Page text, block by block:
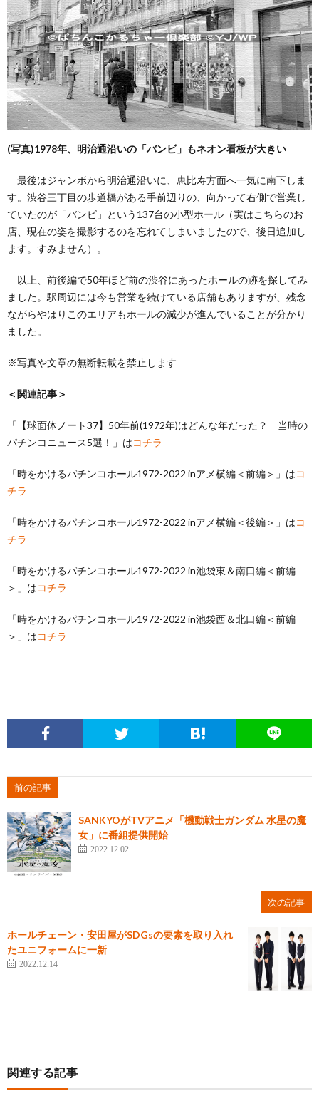
(写真)1978年、明治通沿いの「バンビ」もネオン看板が大きい
最後はジャンボから明治通沿いに、恵比寿方面へ一気に南下しま
す。渋谷三丁目の歩道橋がある手前辺りの、向かって右側で営業し
ていたのが「バンビ」という137台の小型ホール（実はこちらのお
店、現在の姿を撮影するのを忘れてしまいましたので、後日追加し
ます。すみません）。
以上、前後編で50年ほど前の渋谷にあったホールの跡を探してみ
ました。駅周辺には今も営業を続けている店舗もありますが、残念
ながらやはりこのエリアもホールの減少が進んでいることが分かり
ました。
※写真や文章の無断転載を禁止します
＜関連記事＞
「【球面体ノート37】50年前(1972年)はどんな年だった？ 当時の
パチンコニュース5選！」はコチラ
「時をかけるパチンコホール1972-2022 inアメ横編＜前編＞」はコ
チラ
「時をかけるパチンコホール1972-2022 inアメ横編＜後編＞」はコ
チラ
「時をかけるパチンコホール1972-2022 in池袋東＆南口編＜前編
＞」はコチラ
「時をかけるパチンコホール1972-2022 in池袋西＆北口編＜前編
＞」はコチラ
前の記事
SANKYOがTVアニメ「機動戦士ガンダム 水星の魔
女」に番組提供開始
2022.12.02
次の記事
ホールチェーン・安田屋がSDGsの要素を取り入れ
たユニフォームに一新
2022.12.14
関連する記事